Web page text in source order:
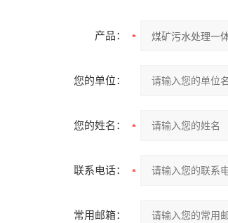
产品：
您的单位：
您的姓名：
联系电话：
常用邮箱：